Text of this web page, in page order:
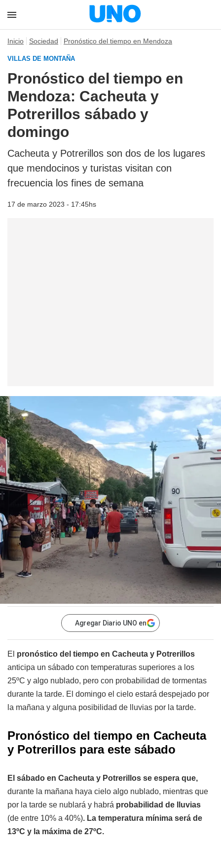
Inicio Sociedad Pronóstico del tiempo en Mendoza
VILLAS DE MONTAÑA
Pronóstico del tiempo en
Mendoza: Cacheuta y
Potrerillos sábado y
domingo
Cacheuta y Potrerillos son dos de los lugares
que mendocinos y turistas visitan con
frecuencia los fines de semana
17 de marzo 2023 - 17:45hs
Agregar Diario UNO en
El pronóstico del tiempo en Cacheuta y Potrerillos
anticipa un sábado con temperaturas superiores a los
25ºC y algo nublado, pero con probabilidad de tormentas
durante la tarde. El domingo el cielo estará despejado por
la mañana y alguna posibilidad de lluvias por la tarde.
Pronóstico del tiempo en Cacheuta
y Potrerillos para este sábado
El sábado en Cacheuta y Potrerillos se espera que,
durante la mañana haya cielo algo nublado, mientras que
por la tarde se nublará y habrá probabilidad de lluvias
(de entre 10% a 40%). La temperatura mínima será de
13ºC y la máxima de 27ºC.